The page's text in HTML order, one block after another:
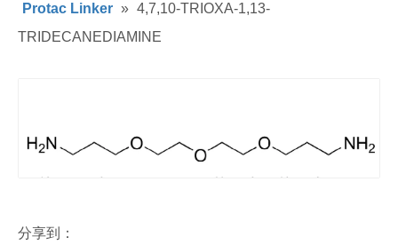
Protac Linker » 4,7,10-TRIOXA-1,13-
TRIDECANEDIAMINE
分享到：